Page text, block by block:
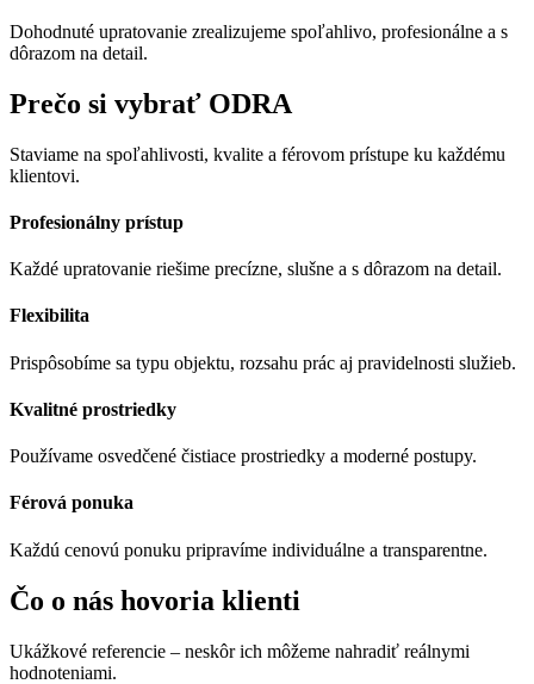
Dohodnuté upratovanie zrealizujeme spoľahlivo, profesionálne a s
dôrazom na detail.
Prečo si vybrať ODRA
Staviame na spoľahlivosti, kvalite a férovom prístupe ku každému
klientovi.
Profesionálny prístup
Každé upratovanie riešime precízne, slušne a s dôrazom na detail.
Flexibilita
Prispôsobíme sa typu objektu, rozsahu prác aj pravidelnosti služieb.
Kvalitné prostriedky
Používame osvedčené čistiace prostriedky a moderné postupy.
Férová ponuka
Každú cenovú ponuku pripravíme individuálne a transparentne.
Čo o nás hovoria klienti
Ukážkové referencie – neskôr ich môžeme nahradiť reálnymi
hodnoteniami.